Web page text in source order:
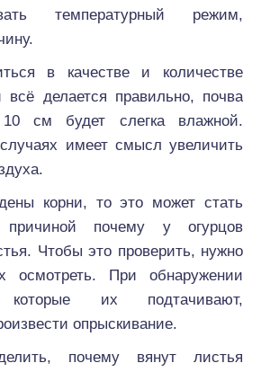
температурный режим,
в качестве и количестве
делается правильно, почва
см будет слегка влажной.
имеет смысл увеличить
корни, то это может стать
почему у огурцов
Чтобы это проверить, нужно
осмотреть. При обнаружении
которые их подтачивают,
опрыскивание.
почему вянут листья